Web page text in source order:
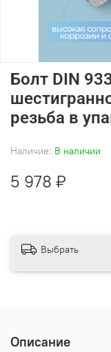
Наличие: В наличии
Болт DIN
резьба в
5 978 ₽
Выбрать
Описание